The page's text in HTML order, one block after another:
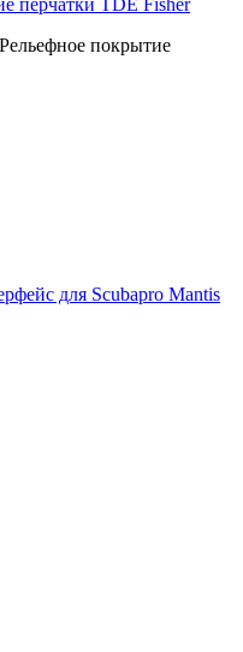
покрытие
для Scubapro Mantis